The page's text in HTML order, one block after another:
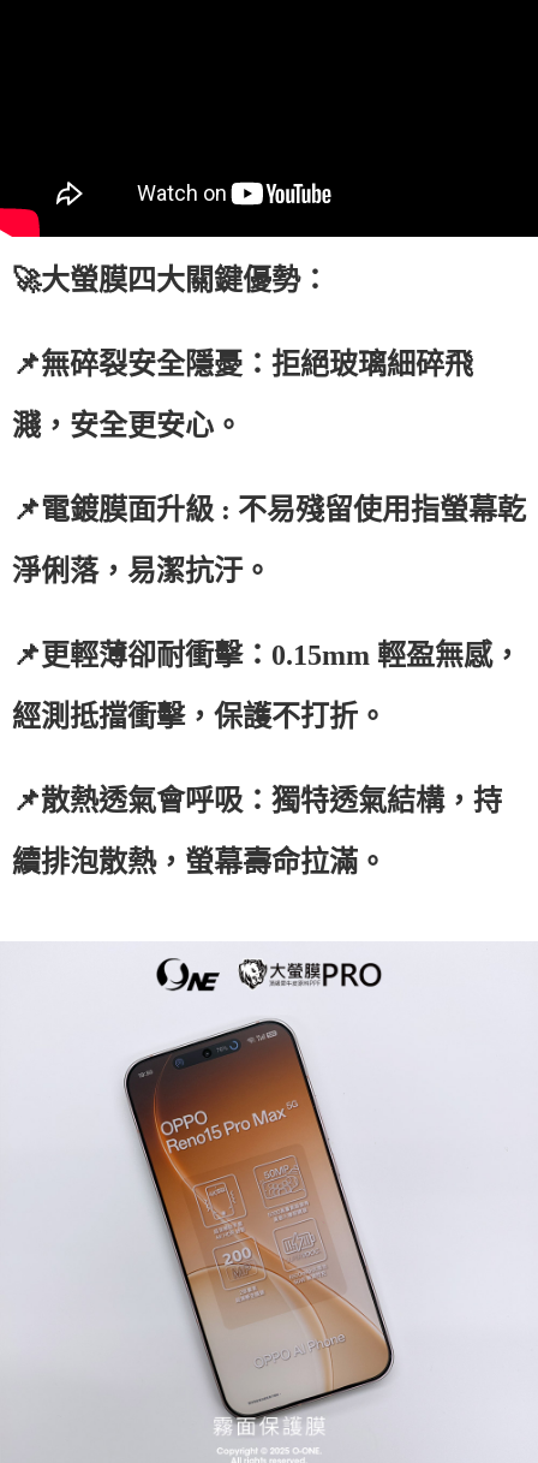
🚀大螢膜四大關鍵優勢：
📌無碎裂安全隱憂：拒絕玻璃細碎飛
濺，安全更安心。
📌電鍍膜面升級 : 不易殘留使用指螢幕乾
淨俐落，易潔抗汙。
📌更輕薄卻耐衝擊：0.15mm 輕盈無感，
經測抵擋衝擊，保護不打折。
📌散熱透氣會呼吸：獨特透氣結構，持
續排泡散熱，螢幕壽命拉滿。